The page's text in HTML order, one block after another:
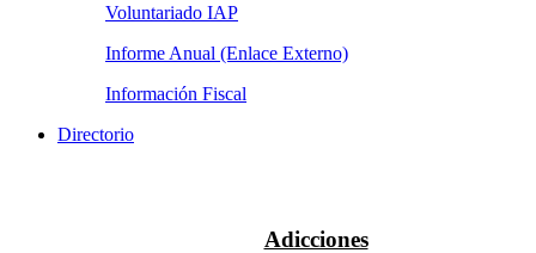
Voluntariado IAP
Informe Anual (Enlace Externo)
Información Fiscal
Directorio
Adicciones